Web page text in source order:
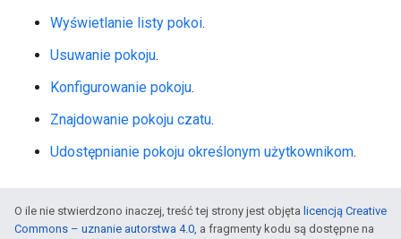
Wyświetlanie listy pokoi.
Usuwanie pokoju.
Konfigurowanie pokoju.
Znajdowanie pokoju czatu.
Udostępnianie pokoju określonym użytkownikom.
O ile nie stwierdzono inaczej, treść tej strony jest objęta licencją Creative
Commons – uznanie autorstwa 4.0, a fragmenty kodu są dostępne na